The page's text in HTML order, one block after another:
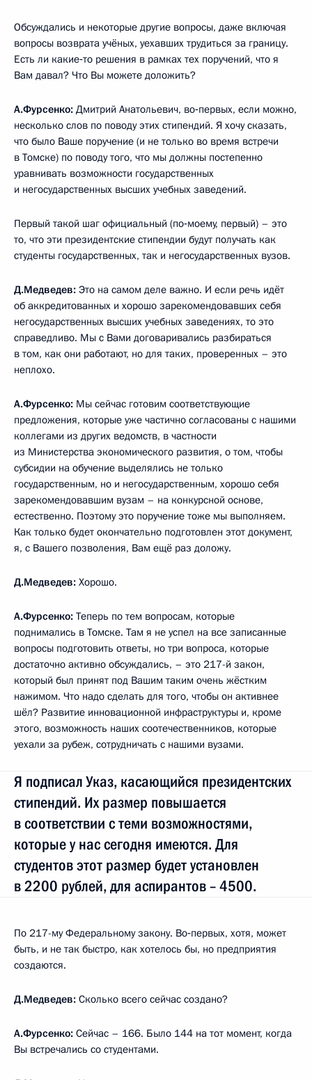
Обсуждались и некоторые другие вопросы, даже включая
вопросы возврата учёных, уехавших трудиться за границу.
Есть ли какие‑то решения в рамках тех поручений, что я
Вам давал? Что Вы можете доложить?
А.Фурсенко: Дмитрий Анатольевич, во‑первых, если можно,
несколько слов по поводу этих стипендий. Я хочу сказать,
что было Ваше поручение (и не только во время встречи
в Томске) по поводу того, что мы должны постепенно
уравнивать возможности государственных
и негосударственных высших учебных заведений.
Первый такой шаг официальный (по‑моему, первый) – это
то, что эти президентские стипендии будут получать как
студенты государственных, так и негосударственных вузов.
Д.Медведев: Это на самом деле важно. И если речь идёт
об аккредитованных и хорошо зарекомендовавших себя
негосударственных высших учебных заведениях, то это
справедливо. Мы с Вами договаривались разбираться
в том, как они работают, но для таких, проверенных – это
неплохо.
А.Фурсенко: Мы сейчас готовим соответствующие
предложения, которые уже частично согласованы с нашими
коллегами из других ведомств, в частности
из Министерства экономического развития, о том, чтобы
субсидии на обучение выделялись не только
государственным, но и негосударственным, хорошо себя
зарекомендовавшим вузам – на конкурсной основе,
естественно. Поэтому это поручение тоже мы выполняем.
Как только будет окончательно подготовлен этот документ,
я, с Вашего позволения, Вам ещё раз доложу.
Д.Медведев: Хорошо.
А.Фурсенко: Теперь по тем вопросам, которые
поднимались в Томске. Там я не успел на все записанные
вопросы подготовить ответы, но три вопроса, которые
достаточно активно обсуждались, – это 217-й закон,
который был принят под Вашим таким очень жёстким
нажимом. Что надо сделать для того, чтобы он активнее
шёл? Развитие инновационной инфраструктуры и, кроме
этого, возможность наших соотечественников, которые
уехали за рубеж, сотрудничать с нашими вузами.
Я подписал Указ, касающийся президентских
стипендий. Их размер повышается
в соответствии с теми возможностями,
которые у нас сегодня имеются. Для
студентов этот размер будет установлен
в 2200 рублей, для аспирантов – 4500.
По 217-му Федеральному закону. Во‑первых, хотя, может
быть, и не так быстро, как хотелось бы, но предприятия
создаются.
Д.Медведев: Сколько всего сейчас создано?
А.Фурсенко: Сейчас – 166. Было 144 на тот момент, когда
Вы встречались со студентами.